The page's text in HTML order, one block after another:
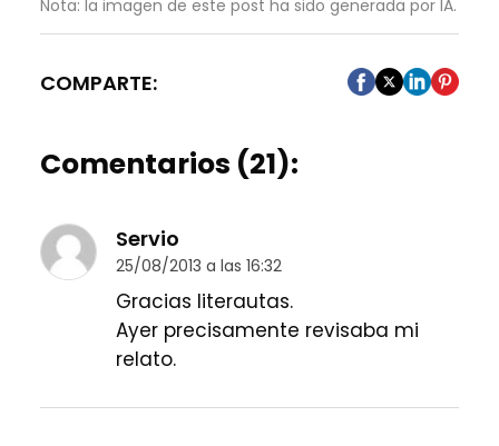
Nota: la imagen de este post ha sido generada por IA.
COMPARTE:
Comentarios (21):
Servio
25/08/2013 a las 16:32
Gracias literautas.
Ayer precisamente revisaba mi
relato.